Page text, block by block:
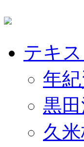
テキス
年
黒
久